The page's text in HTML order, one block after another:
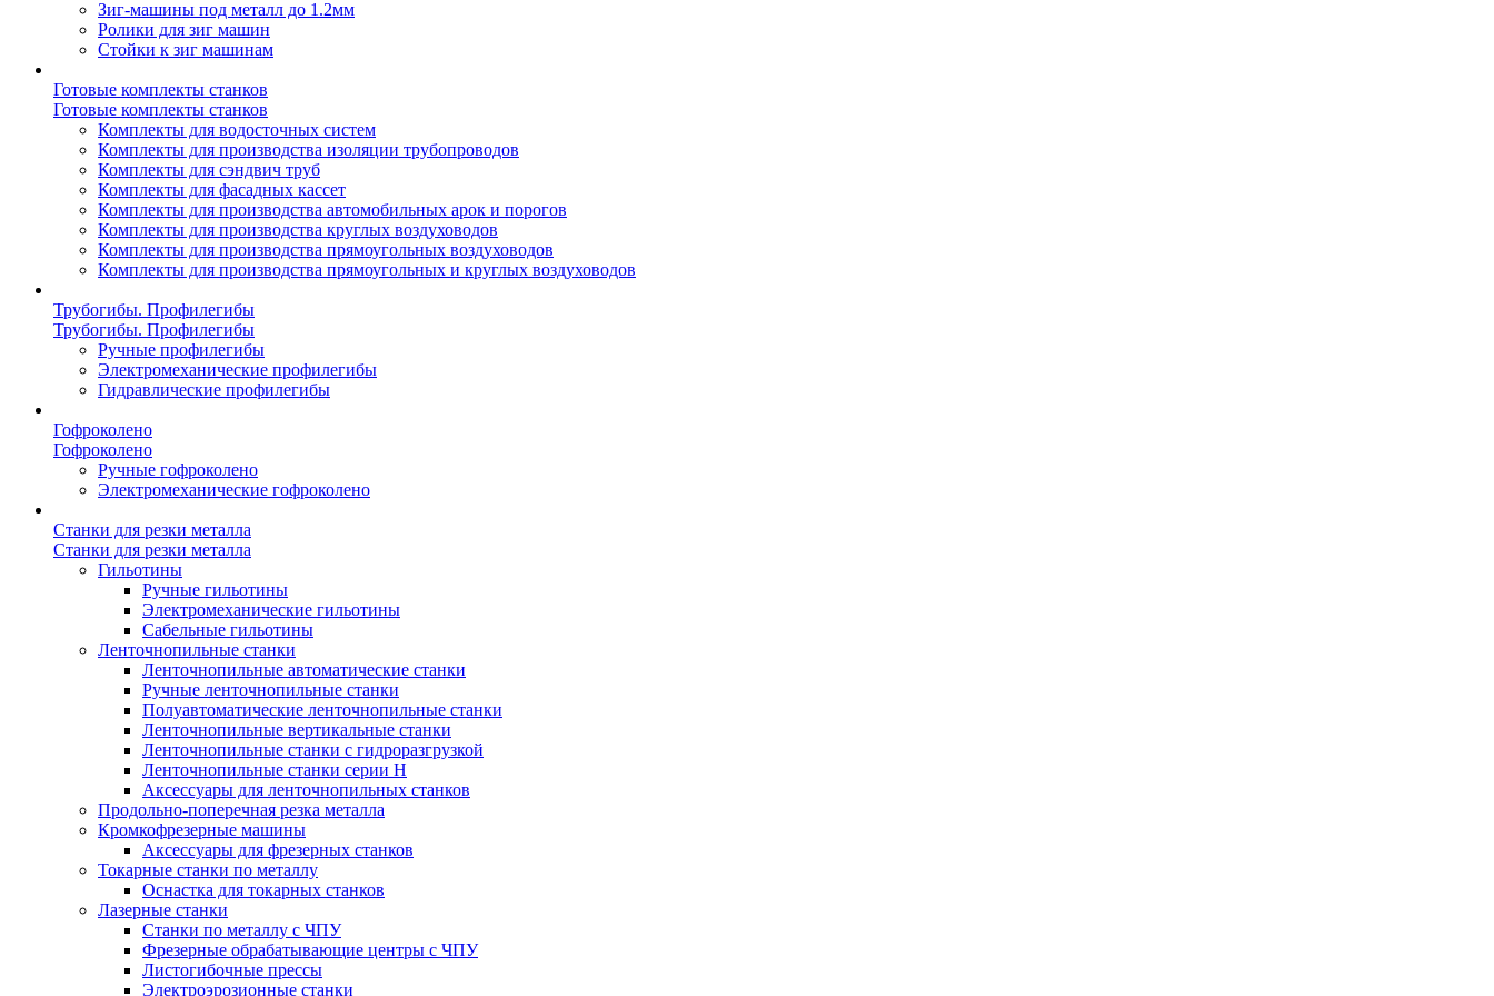
Зиг-машины под металл до 1.2мм
Ролики для зиг машин
Стойки к зиг машинам
Готовые комплекты станков
Готовые комплекты станков
Комплекты для водосточных систем
Комплекты для производства изоляции трубопроводов
Комплекты для сэндвич труб
Комплекты для фасадных кассет
Комплекты для производства автомобильных арок и порогов
Комплекты для производства круглых воздуховодов
Комплекты для производства прямоугольных воздуховодов
Комплекты для производства прямоугольных и круглых воздуховодов
Трубогибы. Профилегибы
Трубогибы. Профилегибы
Ручные профилегибы
Электромеханические профилегибы
Гидравлические профилегибы
Гофроколено
Гофроколено
Ручные гофроколено
Электромеханические гофроколено
Станки для резки металла
Станки для резки металла
Гильотины
Ручные гильотины
Электромеханические гильотины
Сабельные гильотины
Ленточнопильные станки
Ленточнопильные автоматические станки
Ручные ленточнопильные станки
Полуавтоматические ленточнопильные станки
Ленточнопильные вертикальные станки
Ленточнопильные станки с гидроразгрузкой
Ленточнопильные станки серии H
Аксессуары для ленточнопильных станков
Продольно-поперечная резка металла
Кромкофрезерные машины
Аксессуары для фрезерных станков
Токарные станки по металлу
Оснастка для токарных станков
Лазерные станки
Станки по металлу с ЧПУ
Фрезерные обрабатывающие центры с ЧПУ
Листогибочные прессы
Электроэрозионные станки